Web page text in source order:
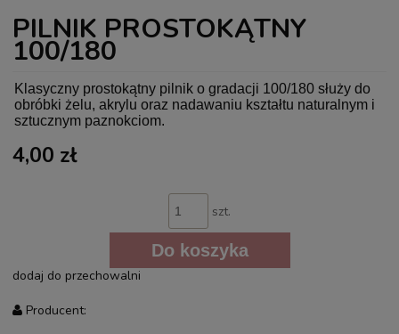
PILNIK PROSTOKĄTNY
100/180
Klasyczny prostokątny pilnik o gradacji 100/180 służy do
obróbki żelu, akrylu oraz nadawaniu kształtu naturalnym i
sztucznym paznokciom.
4,00 zł
szt.
Do koszyka
dodaj do przechowalni
Producent: